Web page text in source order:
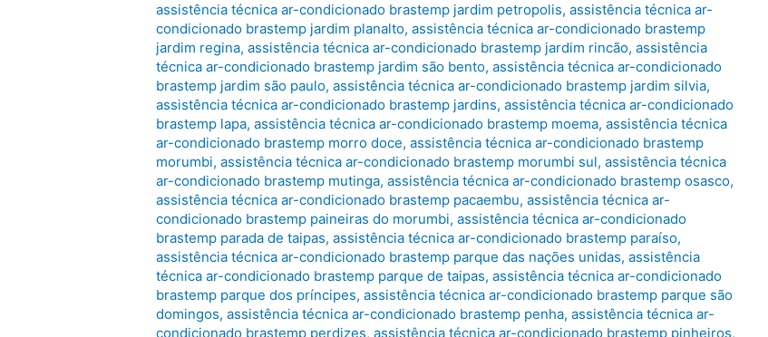
assistência técnica ar-condicionado brastemp jardim petropolis,assistência técnica ar-
condicionado brastemp jardim planalto,assistência técnica ar-condicionado brastemp
jardim regina,assistência técnica ar-condicionado brastemp jardim rincão,assistência
técnica ar-condicionado brastemp jardim são bento,assistência técnica ar-condicionado
brastemp jardim são paulo,assistência técnica ar-condicionado brastemp jardim silvia,
assistência técnica ar-condicionado brastemp jardins,assistência técnica ar-condicionado
brastemp lapa,assistência técnica ar-condicionado brastemp moema,assistência técnica
ar-condicionado brastemp morro doce,assistência técnica ar-condicionado brastemp
morumbi,assistência técnica ar-condicionado brastemp morumbi sul,assistência técnica
ar-condicionado brastemp mutinga,assistência técnica ar-condicionado brastemp osasco,
assistência técnica ar-condicionado brastemp pacaembu,assistência técnica ar-
condicionado brastemp paineiras do morumbi,assistência técnica ar-condicionado
brastemp parada de taipas,assistência técnica ar-condicionado brastemp paraíso,
assistência técnica ar-condicionado brastemp parque das nações unidas,assistência
técnica ar-condicionado brastemp parque de taipas,assistência técnica ar-condicionado
brastemp parque dos príncipes,assistência técnica ar-condicionado brastemp parque são
domingos,assistência técnica ar-condicionado brastemp penha,assistência técnica ar-
condicionado brastemp perdizes,assistência técnica ar-condicionado brastemp pinheiros,